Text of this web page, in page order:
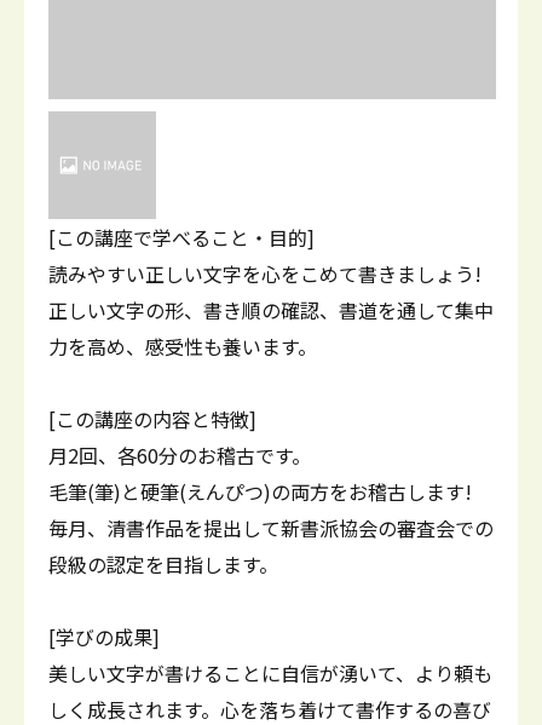
[この講座で学べること・目的]
読みやすい正しい文字を心をこめて書きましょう!
正しい文字の形、書き順の確認、書道を通して集中
力を高め、感受性も養います。
[この講座の内容と特徴]
月2回、各60分のお稽古です。
毛筆(筆)と硬筆(えんぴつ)の両方をお稽古します!
毎月、清書作品を提出して新書派協会の審査会での
段級の認定を目指します。
[学びの成果]
美しい文字が書けることに自信が湧いて、より頼も
しく成長されます。心を落ち着けて書作するの喜び